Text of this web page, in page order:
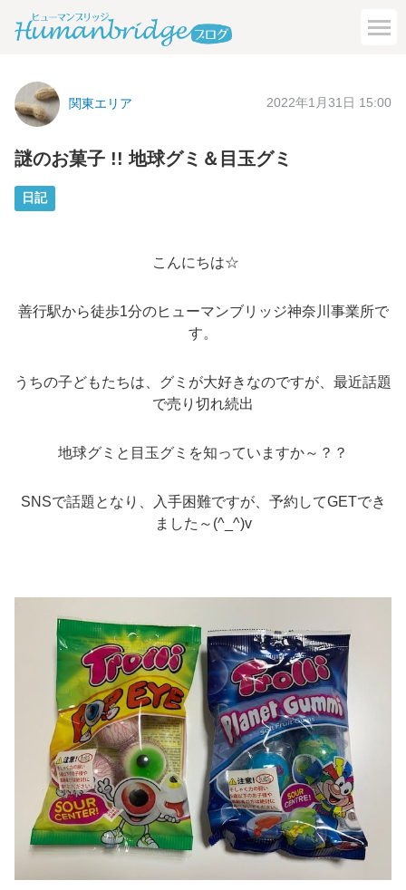
関東エリア 2022年1月31日 15:00
謎のお菓子 !! 地球グミ＆目玉グミ
日記
こんにちは☆
善行駅から徒歩1分のヒューマンブリッジ神奈川事業所で
す。
うちの子どもたちは、グミが大好きなのですが、最近話題
で売り切れ続出
地球グミと目玉グミを知っていますか～？？
SNSで話題となり、入手困難ですが、予約してGETでき
ました～(^_^)v